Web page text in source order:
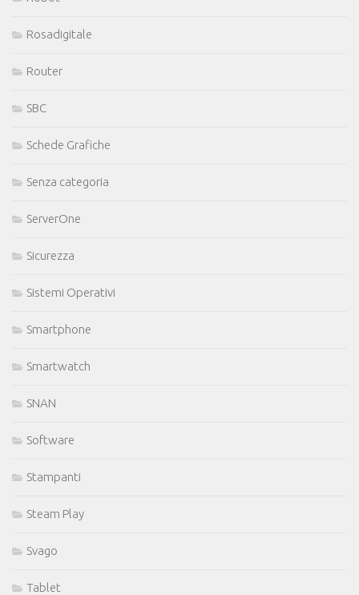
Rosadigitale
Router
SBC
Schede Grafiche
Senza categoria
ServerOne
Sicurezza
Sistemi Operativi
Smartphone
Smartwatch
SNAN
Software
Stampanti
Steam Play
Svago
Tablet